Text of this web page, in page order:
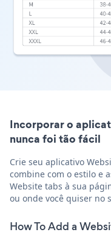
Incorporar o
nunca foi tão fácil
Crie seu aplicativo
combine com o estilo e
Website tabs à sua
ou onde você quiser no
How To Add a